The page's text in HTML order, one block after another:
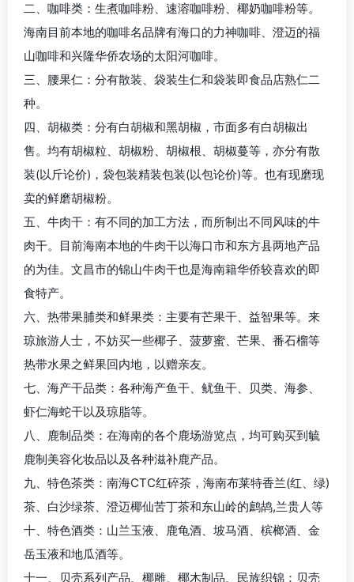
二、咖啡类：生煮咖啡粉、速溶咖啡粉、椰奶咖啡粉等。
海南目前本地的咖啡名品牌有海口的力神咖啡、澄迈的福
山咖啡和兴隆华侨农场的太阳河咖啡。
三、腰果仁：分有散装、袋装生仁和袋装即食品店熟仁二
种。
四、胡椒类：分有白胡椒和黑胡椒，市面多有白胡椒出
售。均有胡椒粒、胡椒粉、胡椒根、胡椒蔓等，亦分有散
装(以斤论价)，袋包装精装包装(以包论价)等。也有现磨现
卖的鲜磨胡椒粉。
五、牛肉干：有不同的加工方法，而所制出不同风味的牛
肉干。目前海南本地的牛肉干以海口市和东方县两地产品
的为佳。文昌市的锦山牛肉干也是海南籍华侨较喜欢的即
食特产。
六、热带果脯类和鲜果类：主要有芒果干、益智果等。来
琼旅游人士，不妨买一些椰子、菠萝蜜、芒果、番石榴等
热带水果之鲜果回内地，以赠亲友。
七、海产干品类：各种海产鱼干、鱿鱼干、贝类、海参、
虾仁海蛇干以及琼脂等。
八、鹿制品类：在海南的各个鹿场游览点，均可购买到毓
鹿制美容化妆品以及各种滋补鹿产品。
九、特色茶类：南海CTC红碎茶，海南布莱特香兰(红、绿)
茶、白沙绿茶、澄迈椰仙苦丁茶和东山岭的鹧鸪,兰贵人等
十、特色酒类：山兰玉液、鹿龟酒、坡马酒、槟榔酒、金
岳玉液和地瓜酒等。
十一、贝壳系列产品、椰雕、椰木制品、民族织锦：贝壳